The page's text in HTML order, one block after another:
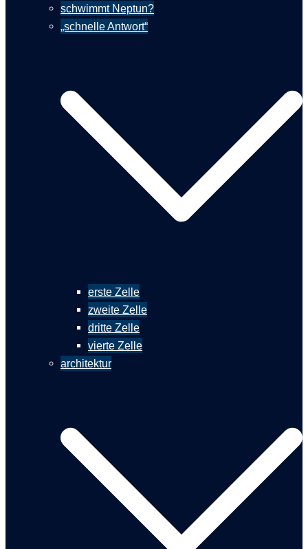
schwimmt Neptun?
„schnelle Antwort“
erste Zelle
zweite Zelle
dritte Zelle
vierte Zelle
architektur